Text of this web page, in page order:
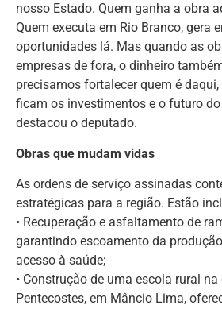
nosso Estado. Quem ganha a obra
Quem executa em Rio Branco, gera
oportunidades lá. Mas quando as
empresas de fora, o dinheiro
precisamos fortalecer quem é
ficam os investimentos e o futuro do
destacou o deputado.
Obras que mudam vidas
As ordens de serviço assinadas
estratégicas para a região. Estão
• Recuperação e asfaltamento de
garantindo escoamento da
acesso à saúde;
• Construção de uma escola rural
Pentecostes, em Mâncio Lima,